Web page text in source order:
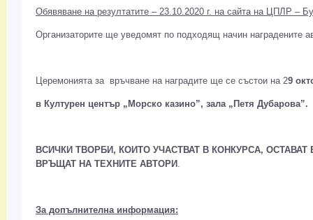
Обявяване на резултатите – 23.10.2020 г. на сайта на ЦПЛР –
Организаторите ще уведомят по подходящ начин наградените
Церемонията за връчване на наградите ще се състои на 29
в Културен център „Морско казино”, зала „Петя Дубарова”.
ВСИЧКИ ТВОРБИ, КОИТО УЧАСТВАТ В КОНКУРСА,
ВРЪЩАТ НА ТЕХНИТЕ АВТОРИ
За допълнителна информация: